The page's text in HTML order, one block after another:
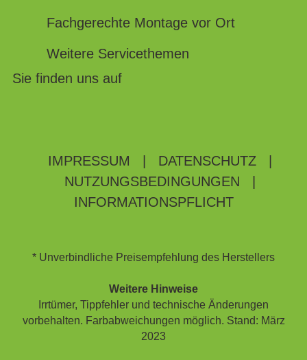
Fachgerechte Montage vor Ort
Weitere Servicethemen
Sie finden uns auf
IMPRESSUM DATENSCHUTZ
NUTZUNGSBEDINGUNGEN
INFORMATIONSPFLICHT
* Unverbindliche Preisempfehlung des Herstellers
Weitere Hinweise
Irrtümer, Tippfehler und technische Änderungen
vorbehalten. Farbabweichungen möglich. Stand: März
2023